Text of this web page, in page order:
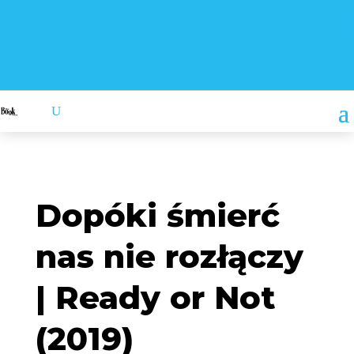
Dopóki śmierć
nas nie rozłączy
| Ready or Not
(2019)